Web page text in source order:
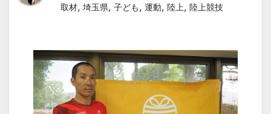
取材, 埼玉県, 子ども, 運動, 陸上, 陸上競技